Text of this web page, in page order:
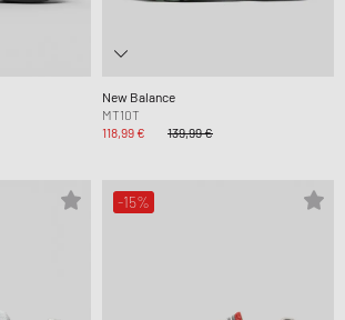
New Balance
MT10T
118,99 €
139,99 €
-15%